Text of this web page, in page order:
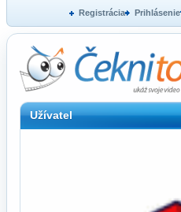
Registrácia Prihlásenie
Užívatel